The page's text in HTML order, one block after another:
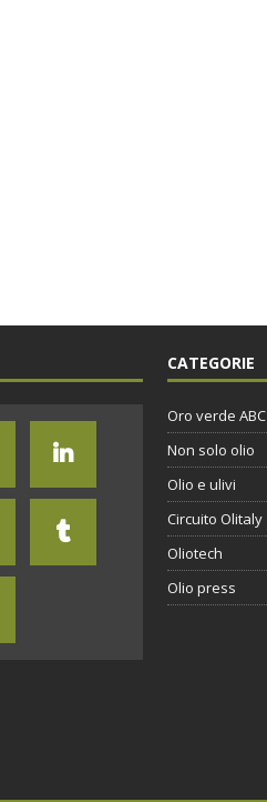
CATEGORIE
Oro verde ABC
Non solo olio
Olio e ulivi
Circuito Olitaly
Oliotech
Olio press